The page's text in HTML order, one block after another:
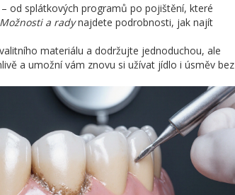
od splátkových programů po pojištění, které
a radynajdete podrobnosti, jak najít
materiálu a dodržujte jednoduchou, ale
a umožní vám znovu si užívat jídlo i úsměv bez